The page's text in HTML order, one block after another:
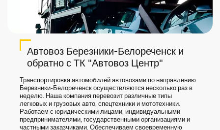
Автовоз Березники-Белореченск и
обратно с ТК "Автовоз Центр"
Транспортировка автомобилей автовозами по направлению
Березники-Белореченск осуществляются несколько раз в
неделю. Наша компания перевозит различные типы
легковых и грузовых авто, спецтехники и мототехники.
Работаем с юридическими лицами, индивидуальными
предпринимателями, государственными организациями и
частными заказчиками. Обеспечиваем своевременную